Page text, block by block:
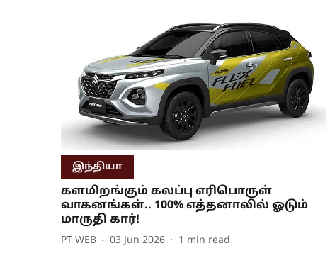
இந்தியா
களமிறங்கும் கலப்பு எரிபொருள்
வாகனங்கள்.. 100% எத்தனாலில் ஓடும்
மாருதி கார்!
PT WEB 03 Jun 2026 1 min read